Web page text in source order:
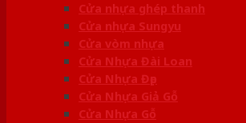
Cửa nhựa ghép thanh
Cửa nhựa Sungyu
Cửa vòm nhựa
Cửa Nhựa Đài Loan
Cửa Nhựa Đẹp
Cửa Nhựa Giả Gỗ
Cửa Nhựa Gỗ